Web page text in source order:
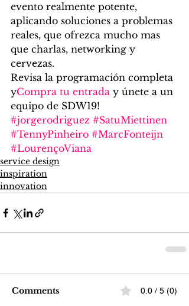
evento realmente potente,
aplicando soluciones a problemas
reales, que ofrezca mucho mas
que charlas, networking y
cervezas.
Revisa la programación completa
yCompra tu entrada y únete a un
equipo de SDW19!
#jorgerodriguez #SatuMiettinen
#TennyPinheiro #MarcFonteijn
#LourençoViana
service design
inspiration
innovation
Comments 0.0 / 5 (0)